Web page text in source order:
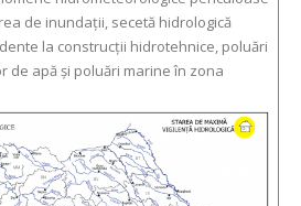
de inundații, secetă hidrologică
la construcții hidrotehnice, poluări
de apă și poluări marine în zona